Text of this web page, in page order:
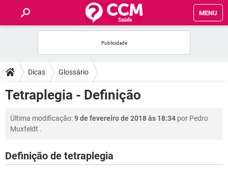
MENU
FÓRUM
SAÚDE
FAMÍLIA
Dicas Glossário
Tetraplegia - Definição
Última modificação:9 de fevereiro de 2018 às 18:34 por Pedro
Muxfeldt .
Definição de tetraplegia